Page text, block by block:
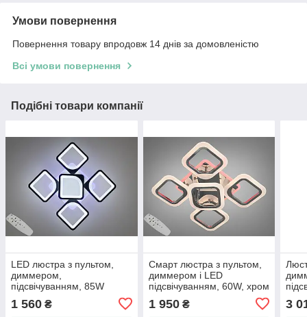
Умови повернення
Повернення товару впродовж 14 днів за домовленістю
Всі умови повернення
Подібні товари компанії
LED люстра з пультом,
диммером,
підсвічуванням, 85W
1 560 ₴
Смарт люстра з пультом,
диммером і LED
підсвічуванням, 60W, хром
1 950₴ 3